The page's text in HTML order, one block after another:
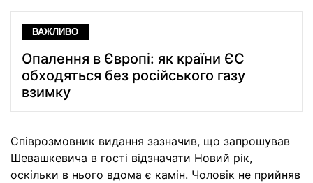
ВАЖЛИВО
Опалення в Європі: як країни ЄС
обходяться без російського газу
взимку
Співрозмовник видання зазначив, що запрошував
Шевашкевича в гості відзначати Новий рік,
оскільки в нього вдома є камін. Чоловік не прийняв